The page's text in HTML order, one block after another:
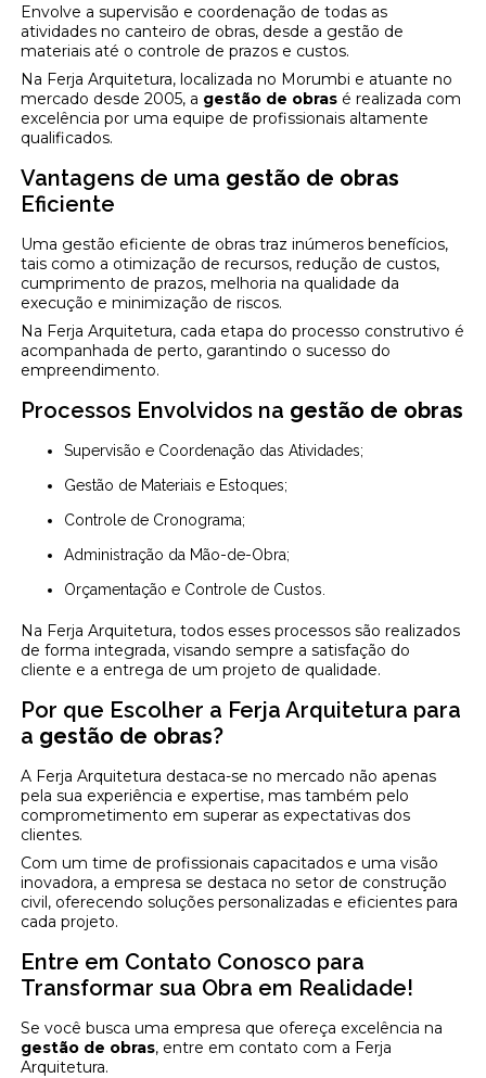
Envolve a supervisão e coordenação de todas as
atividades no canteiro de obras, desde a gestão de
materiais até o controle de prazos e custos.
Na Ferja Arquitetura, localizada no Morumbi e atuante no
mercado desde 2005, a gestão de obras é realizada com
excelência por uma equipe de profissionais altamente
qualificados.
Vantagens de uma gestão de obras
Eficiente
Uma gestão eficiente de obras traz inúmeros benefícios,
tais como a otimização de recursos, redução de custos,
cumprimento de prazos, melhoria na qualidade da
execução e minimização de riscos.
Na Ferja Arquitetura, cada etapa do processo construtivo é
acompanhada de perto, garantindo o sucesso do
empreendimento.
Processos Envolvidos na gestão de obras
Supervisão e Coordenação das Atividades;
Gestão de Materiais e Estoques;
Controle de Cronograma;
Administração da Mão-de-Obra;
Orçamentação e Controle de Custos.
Na Ferja Arquitetura, todos esses processos são realizados
de forma integrada, visando sempre a satisfação do
cliente e a entrega de um projeto de qualidade.
Por que Escolher a Ferja Arquitetura para
a gestão de obras?
A Ferja Arquitetura destaca-se no mercado não apenas
pela sua experiência e expertise, mas também pelo
comprometimento em superar as expectativas dos
clientes.
Com um time de profissionais capacitados e uma visão
inovadora, a empresa se destaca no setor de construção
civil, oferecendo soluções personalizadas e eficientes para
cada projeto.
Entre em Contato Conosco para
Transformar sua Obra em Realidade!
Se você busca uma empresa que ofereça excelência na
gestão de obras, entre em contato com a Ferja
Arquitetura.